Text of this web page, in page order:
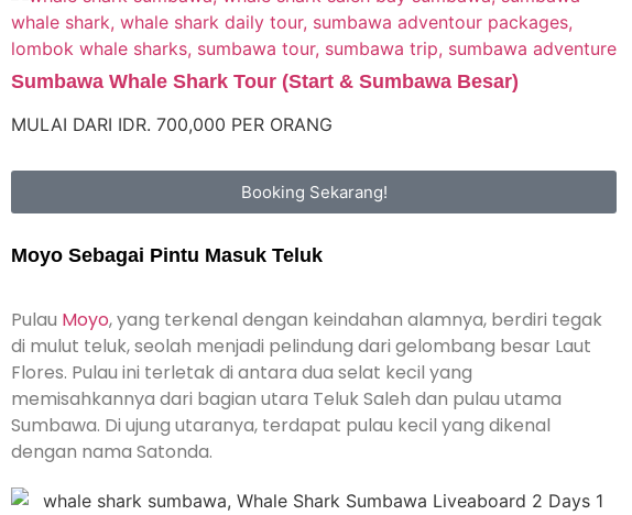
Sumbawa Whale Shark Tour (Start & Sumbawa Besar)
MULAI DARI IDR. 700,000 PER ORANG
Booking Sekarang!
Moyo Sebagai Pintu Masuk Teluk
Pulau Moyo, yang terkenal dengan keindahan alamnya, berdiri tegak
di mulut teluk, seolah menjadi pelindung dari gelombang besar Laut
Flores. Pulau ini terletak di antara dua selat kecil yang
memisahkannya dari bagian utara Teluk Saleh dan pulau utama
Sumbawa. Di ujung utaranya, terdapat pulau kecil yang dikenal
dengan nama Satonda.